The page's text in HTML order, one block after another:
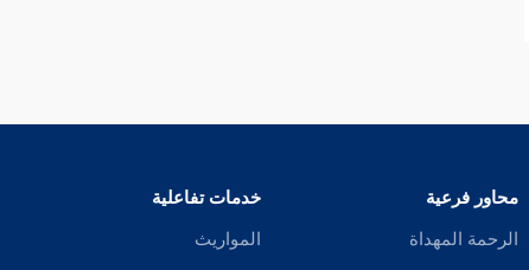
محاور فرعية
الرحمة المهداة
خدمات تفاعلية
المواريث